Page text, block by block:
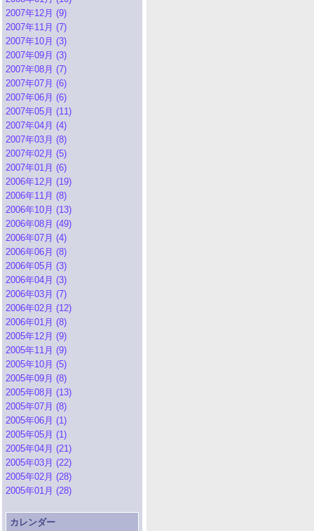
2007年12月 (9)
2007年11月 (7)
2007年10月 (3)
2007年09月 (3)
2007年08月 (7)
2007年07月 (6)
2007年06月 (6)
2007年05月 (11)
2007年04月 (4)
2007年03月 (8)
2007年02月 (5)
2007年01月 (6)
2006年12月 (19)
2006年11月 (8)
2006年10月 (13)
2006年08月 (49)
2006年07月 (4)
2006年06月 (8)
2006年05月 (3)
2006年04月 (3)
2006年03月 (7)
2006年02月 (12)
2006年01月 (8)
2005年12月 (9)
2005年11月 (9)
2005年10月 (5)
2005年09月 (8)
2005年08月 (13)
2005年07月 (8)
2005年06月 (1)
2005年05月 (1)
2005年04月 (21)
2005年03月 (22)
2005年02月 (28)
2005年01月 (28)
カレンダー